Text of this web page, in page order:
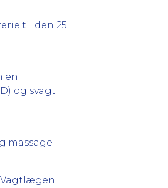
til den 25.
en
og svagt
massage.
Vagtlægen